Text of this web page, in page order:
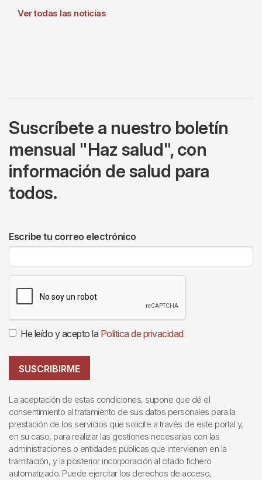
Ver todas las noticias
Suscríbete a nuestro boletín
mensual "Haz salud", con
información de salud para
todos.
Escribe tu correo electrónico
He leído y acepto la Política de privacidad
SUSCRIBIRME
La aceptación de estas condiciones, supone que dé el
consentimiento al tratamiento de sus datos personales para la
prestación de los servicios que solicite a través de este portal y,
en su caso, para realizar las gestiones necesarias con las
administraciones o entidades públicas que intervienen en la
tramitación, y la posterior incorporación al citado fichero
automatizado. Puede ejercitar los derechos de acceso,